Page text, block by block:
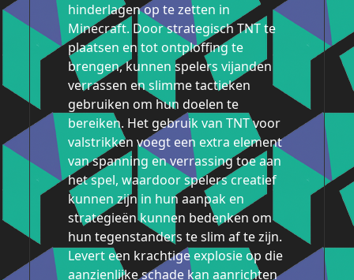
hinderlagen op te zetten in
Minecraft. Door strategisch TNT te
plaatsen en tot ontploffing te
brengen, kunnen spelers vijanden
verrassen en slimme tactieken
gebruiken om hun doelen te
bereiken. Het gebruik van TNT voor
valstrikken voegt een extra element
van spanning en verrassing toe aan
het spel, waardoor spelers creatief
kunnen zijn in hun aanpak en
strategieën kunnen bedenken om
hun tegenstanders te slim af te zijn.
Levert een krachtige explosie op die
aanzienlijke schade kan aanrichten